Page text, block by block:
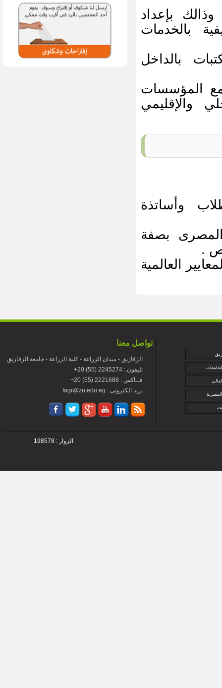
بإعداد
بالخدمات
بالداخل
مع المؤسسات
والإقليمي
وأساتذة
بصفة
.
العالمية
تواصل معنا
الزقازيق - ميدان الزراعة - كلية الزراعة - جامعة الزقازيق
+تليفون : 2245274 (55) 20
+فــاكس : 2221688 (55) 20
fagr@zu.edu.eg : بريد الكترونى
الزوار : 198578